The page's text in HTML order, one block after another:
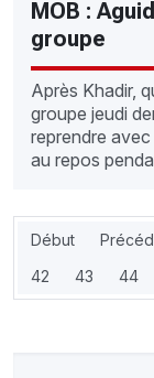
MOB :
groupe
Après Khadir,
groupe jeudi
reprendre
au repos
Début
42
43 44